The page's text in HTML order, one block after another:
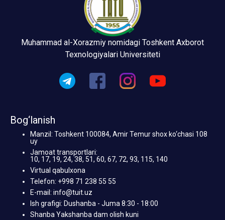
Muhammad al-Xorazmiy nomidagi Toshkent Axborot
Texnologiyalari Universiteti
Bog‘lanish
Manzil: Toshkent 100084, Amir Temur shox ko‘chasi 108
uy
Jamoat transportlari:
10, 17, 19, 24, 38, 51, 60, 67, 72, 93, 115, 140
Virtual qabulxona
Telefon: +998 71 238 55 55
E-mail: info@tuit.uz
Ish grafigi: Dushanba - Juma 8:30 - 18:00
Shanba Yakshanba dam olish kuni